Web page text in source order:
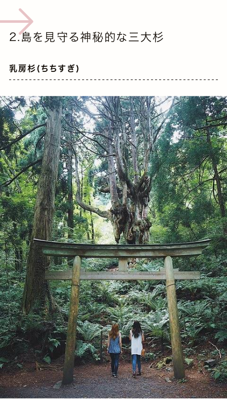
2.島を見守る神秘的な三大杉
乳房杉(ちちすぎ)